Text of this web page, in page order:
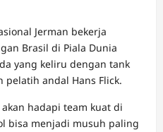
Jerman bekerja
Brasil di Piala Dunia
yang keliru dengan tank
pelatih andal Hans Flick.
akan hadapi team kuat di
bisa menjadi musuh paling